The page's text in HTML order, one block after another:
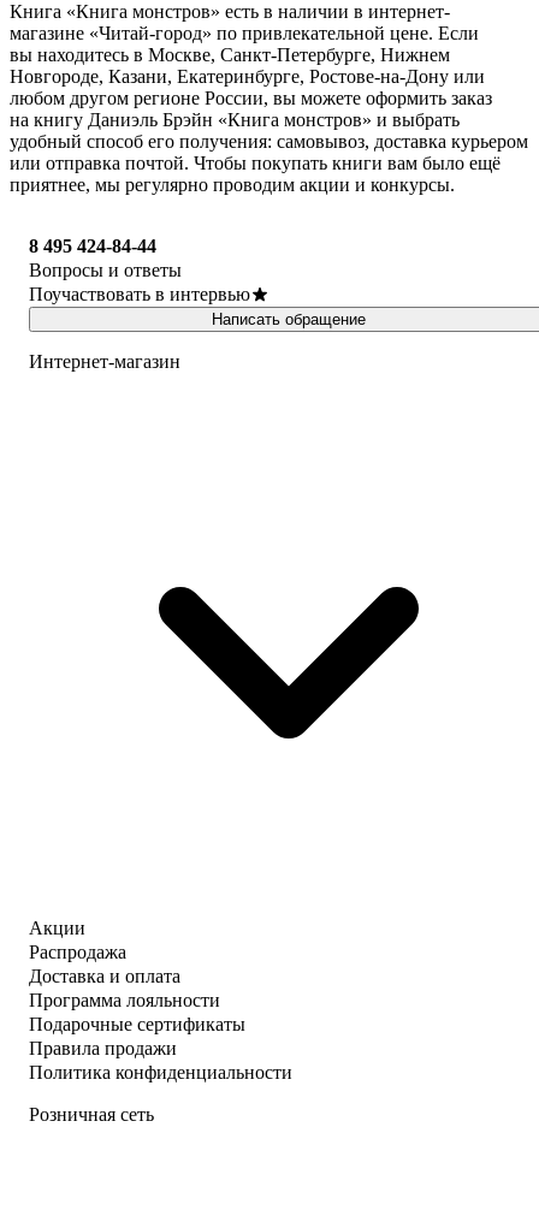
Книга «Книга монстров» есть в наличии в интернет-
магазине «Читай-город» по привлекательной цене. Если
вы находитесь в Москве, Санкт-Петербурге, Нижнем
Новгороде, Казани, Екатеринбурге, Ростове-на-Дону или
любом другом регионе России, вы можете оформить заказ
на книгу Даниэль Брэйн «Книга монстров» и выбрать
удобный способ его получения: самовывоз, доставка курьером
или отправка почтой. Чтобы покупать книги вам было ещё
приятнее, мы регулярно проводим акции и конкурсы.
8 495 424-84-44
Вопросы и ответы
Поучаствовать в интервью
Написать обращение
Интернет-магазин
Акции
Распродажа
Доставка и оплата
Программа лояльности
Подарочные сертификаты
Правила продажи
Политика конфиденциальности
Розничная сеть